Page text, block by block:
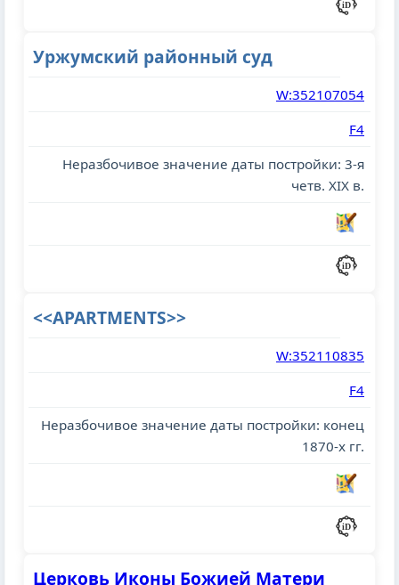
Уржумский районный суд
W:352107054
F4
Неразбочивое значение даты постройки: 3-я
четв. XIX в.
<<APARTMENTS>>
W:352110835
F4
Неразбочивое значение даты постройки: конец
1870-х гг.
Церковь Иконы Божией Матери